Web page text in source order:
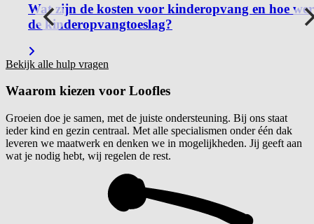
Wat zijn de kosten voor kinderopvang en hoe
de kinderopvangtoeslag?
Bekijk alle hulp vragen
Waarom kiezen voor Loofles
Groeien doe je samen, met de juiste ondersteuning. Bij ons staat
ieder kind en gezin centraal. Met alle specialismen onder één dak
leveren we maatwerk en denken we in mogelijkheden. Jij geeft aan
wat je nodig hebt, wij regelen de rest.